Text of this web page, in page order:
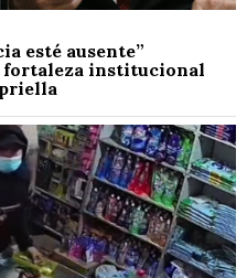
esté ausente”
fortaleza institucional